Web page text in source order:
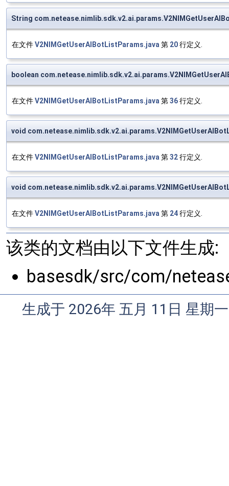
String
在文件V2NIMGetUserAIBotListParams.java第 20行定义.
boolean
在文件V2NIMGetUserAIBotListParams.java第36行定义.
void
在文件V2NIMGetUserAIBotListParams.java第32行定义.
void
在文件V2NIMGetUserAIBotListParams.java第 24行定义.
该类的文档由以下文件生成:
basesdk/src/com/
生成于 2026年 五月 11日 星期